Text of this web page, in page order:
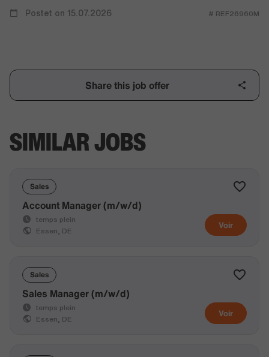
Postet on 15.07.2026 # REF26960M
Share this job offer
SIMILAR JOBS
Sales
Voir
Account Manager (m/w/d)
temps plein
Essen, DE
Sales
Voir
Sales Manager (m/w/d)
temps plein
Essen, DE